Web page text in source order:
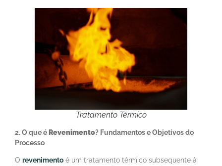
Tratamento Térmico
2. O que é Revenimento? Fundamentos e Objetivos do
Processo
O revenimento é um tratamento térmico subsequente à